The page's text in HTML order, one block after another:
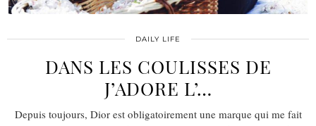
DAILY LIFE
DANS LES COULISSES DE
J’ADORE L’…
Depuis toujours, Dior est obligatoirement une marque qui me fait